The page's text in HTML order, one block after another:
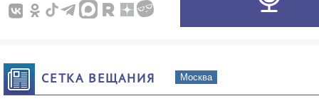
СЕТКА ВЕЩАНИЯ Москва